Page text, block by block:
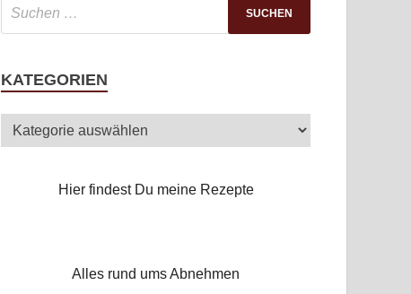
KATEGORIEN
Hier findest Du meine Rezepte
Alles rund ums Abnehmen